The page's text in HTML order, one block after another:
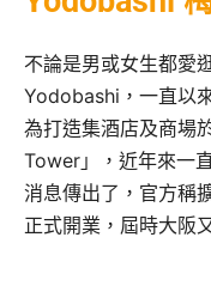
不論是男或女生都愛
Yodobashi，一直以
為打造集酒店及商場
Tower」，近年來一
消息傳出了，官方稱
正式開業，屆時大阪